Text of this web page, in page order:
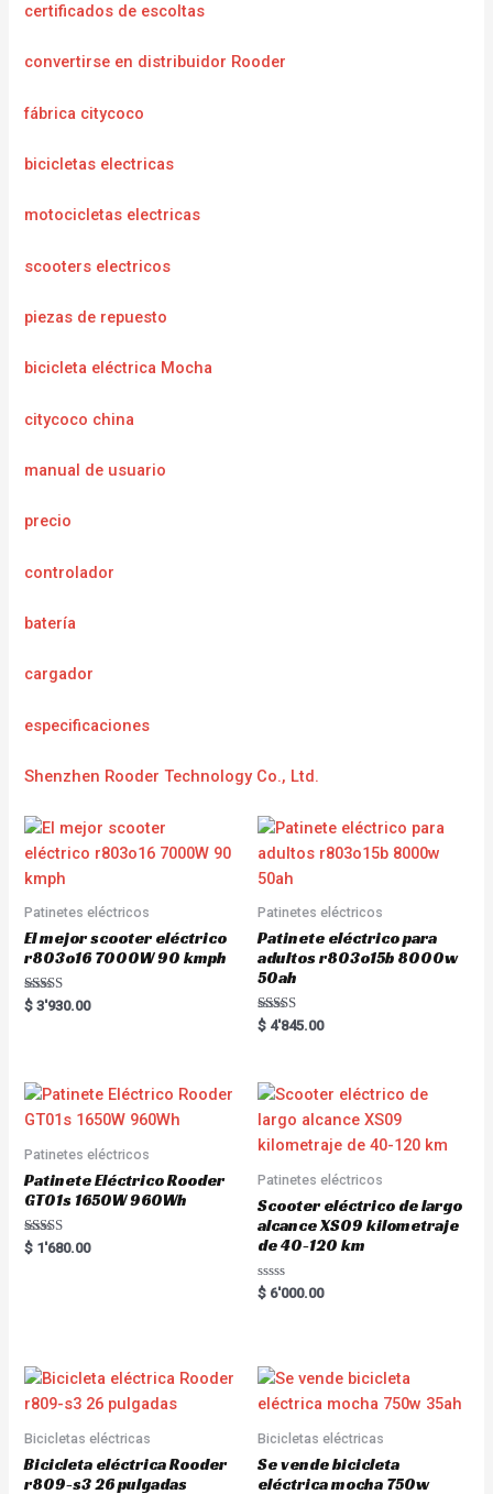
certificados de escoltas
convertirse en distribuidor Rooder
fábrica citycoco
bicicletas electricas
motocicletas electricas
scooters electricos
piezas de repuesto
bicicleta eléctrica Mocha
citycoco china
manual de usuario
precio
controlador
batería
cargador
especificaciones
Shenzhen Rooder Technology Co., Ltd.
Patinetes eléctricos
El mejor scooter eléctrico
r803o16 7000W 90 kmph
Rated
5.00
$ 3'930.00
Patinetes eléctricos
Patinete eléctrico para
adultos r803o15b 8000w
50ah
Rated
5.00
$ 4'845.00
Patinetes eléctricos
Patinete Eléctrico Rooder
GT01s 1650W 960Wh
Rated
5.00
$ 1'680.00
Patinetes eléctricos
Scooter eléctrico de largo
alcance XS09 kilometraje
de 40-120 km
R
a
o
u
o
5
$ 6'000.00
Bicicletas eléctricas
Bicicleta eléctrica Rooder
r809-s3 26 pulgadas
Bicicletas eléctricas
Se vende bicicleta
eléctrica mocha 750w